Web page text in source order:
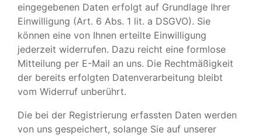
eingegebenen Daten erfolgt auf Grundlage Ihrer
Einwilligung (Art. 6 Abs. 1 lit. a DSGVO). Sie
können eine von Ihnen erteilte Einwilligung
jederzeit widerrufen. Dazu reicht eine formlose
Mitteilung per E-Mail an uns. Die Rechtmäßigkeit
der bereits erfolgten Datenverarbeitung bleibt
vom Widerruf unberührt.
Die bei der Registrierung erfassten Daten werden
von uns gespeichert, solange Sie auf unserer